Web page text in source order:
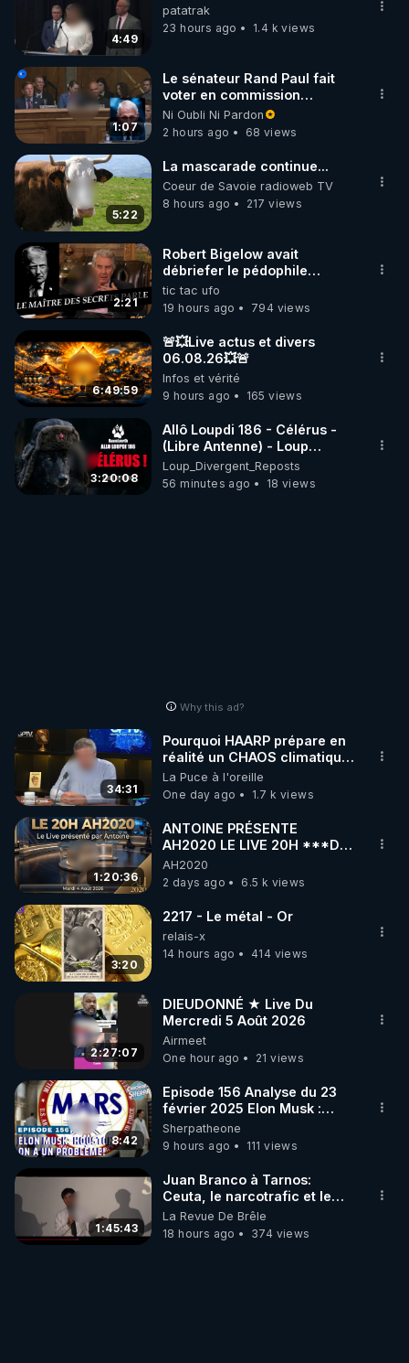
4:49
patatrak
23 hours ago
1.4 k views
1:07
Le sénateur Rand Paul fait
voter en commission
l'outrage au Congrès contre
Anthony Fauci
Ni Oubli Ni Pardon
2 hours ago
68 views
5:22
La mascarade continue...
Coeur de Savoie radioweb TV
8 hours ago
217 views
2:21
Robert Bigelow avait
débriefer le pédophile
génocidaire de donald j
trump
tic tac ufo
19 hours ago
794 views
6:49:59
🚨💥Live actus et divers
06.08.26💥🚨
Infos et vérité
9 hours ago
165 views
3:20:08
Allô Loupdi 186 - Célérus -
(Libre Antenne) - Loup
Divergent 2026.08.06
Loup_Divergent_Reposts
56 minutes ago
18 views
Why this ad?
34:31
Pourquoi HAARP prépare en
réalité un CHAOS climatique,
on répond
La Puce à l'oreille
One day ago
1.7 k views
1:20:36
ANTOINE PRÉSENTE
AH2020 LE LIVE 20H ***DU
04/08/2026*** 📷LE
GRAND RÉVEIL EST EN
MARCHE 📷
AH2020
2 days ago
6.5 k views
3:20
2217 - Le métal - Or
relais-x
14 hours ago
414 views
2:27:07
DIEUDONNÉ ★ Live Du
Mercredi 5 Août 2026
Airmeet
One hour ago
21 views
8:42
Episode 156 Analyse du 23
février 2025 Elon Musk :
Houston , on a un problème !
Sherpatheone
9 hours ago
111 views
1:45:43
Juan Branco à Tarnos:
Ceuta, le narcotrafic et le
pouvoir en France
La Revue De Brêle
18 hours ago
374 views